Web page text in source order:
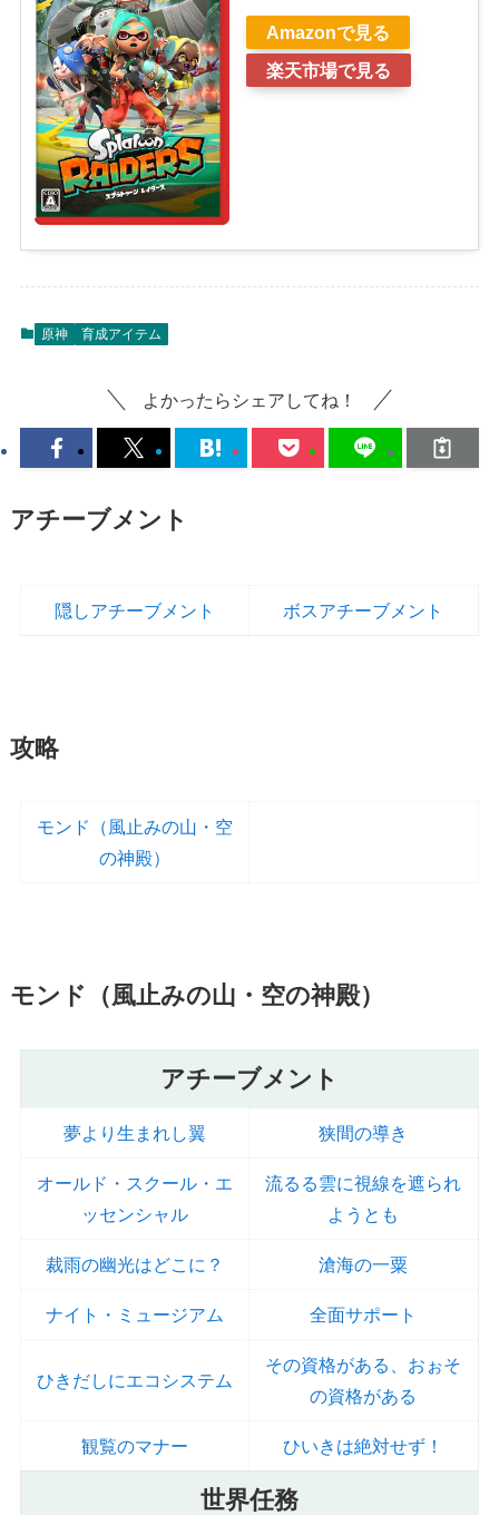
Amazonで見る
楽天市場で見る
原神 育成アイテム
よかったらシェアしてね！
アチーブメント
隠しアチーブメント ボスアチーブメント
攻略
モンド（風止みの山・空
の神殿）
モンド（風止みの山・空の神殿）
アチーブメント
夢より生まれし翼 狭間の導き
オールド・スクール・エ
ッセンシャル
流るる雲に視線を遮られ
ようとも
裁雨の幽光はどこに？ 滄海の一粟
ナイト・ミュージアム 全面サポート
ひきだしにエコシステム
その資格がある、おぉそ
の資格がある
観覧のマナー ひいきは絶対せず！
世界任務